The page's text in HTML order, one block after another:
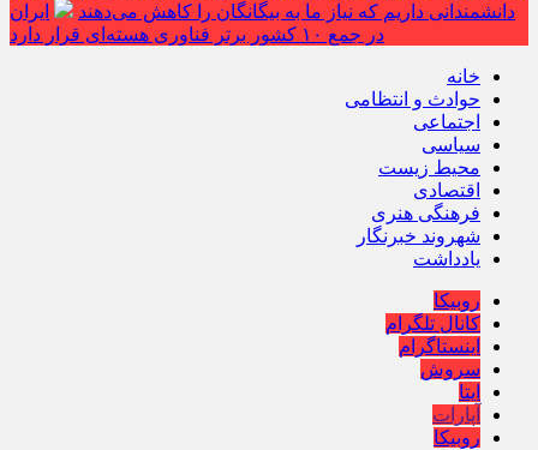
دانشمندانی داریم که نیاز ما به بیگانگان را کاهش می‌دهند
ایران
در جمع ۱۰ کشور برتر فناوری هسته‌ای قرار دارد
خانه
حوادث و انتظامی
اجتماعی
سیاسی
محیط زیست
اقتصادی
فرهنگی هنری
شهروند خبرنگار
یادداشت
روبیکا
کانال تلگرام
اینستاگرام
سروش
ایتا
آپارات
روبیکا